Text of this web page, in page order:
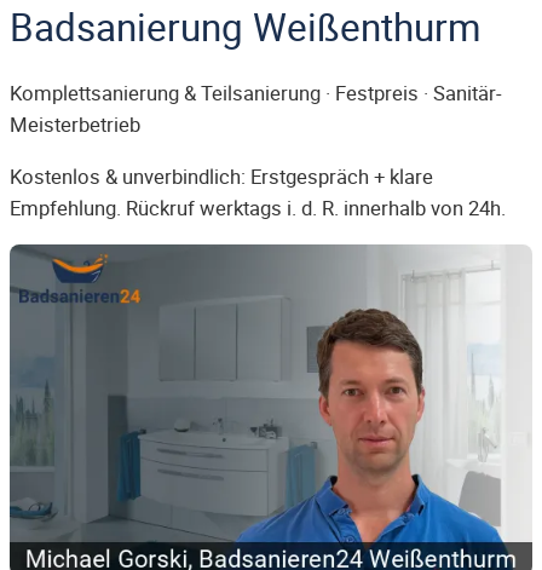
Badsanierung Weißenthurm
Komplettsanierung & Teilsanierung · Festpreis · Sanitär-
Meisterbetrieb
Kostenlos & unverbindlich: Erstgespräch + klare
Empfehlung. Rückruf werktags i. d. R. innerhalb von 24h.